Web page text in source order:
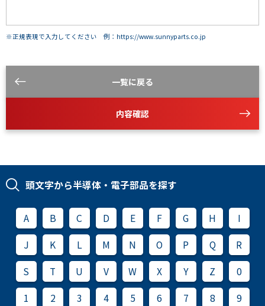
※正規表現で入力してください 例：https://www.sunnyparts.co.jp
一覧に戻る
内容確認
頭文字から半導体・電子部品を探す
A B C D E F G H
I
J
K L M N O P Q
R
S
T U V W X Y Z
0
1
2 3 4 5 6 7 8
9